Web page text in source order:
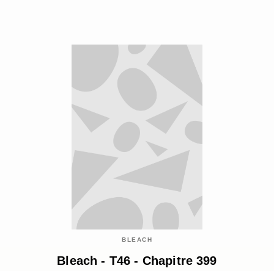
BLEACH
Bleach - T46 - Chapitre 399